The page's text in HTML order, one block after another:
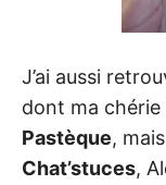
J’ai aussi
dont ma
Pastèque,
Chat’stuces,